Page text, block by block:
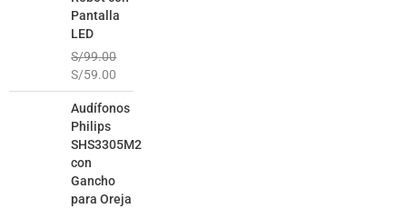
Pantalla
LED
S/99.00
S/59.00
Audífonos
Philips
SHS3305M2
con
Gancho
para Oreja
precio
original
S/99.00.